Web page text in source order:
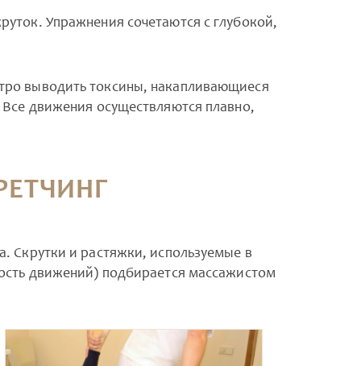
Упражнения сочетаются с глубокой,
выводить токсины, накапливающиеся
движения осуществляются плавно,
Скрутки и растяжки, используемые в
движений) подбирается массажистом